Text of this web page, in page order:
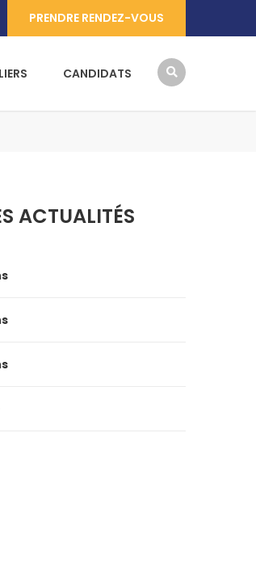
PRENDRE RENDEZ-VOUS
CANDIDATS
ACTUALITÉS